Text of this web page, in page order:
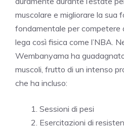
muscolare e migliorare la sua
fondamentale per competere
lega così fisica come l’NBA.
Wembanyama ha
muscoli, frutto di un intenso
che ha incluso:
Sessioni di pesi
Esercitazioni di